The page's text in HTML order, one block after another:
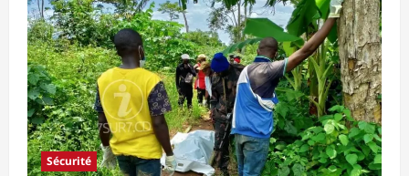
Sécurité